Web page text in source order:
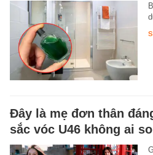
Đây là mẹ đơn thân
sắc vóc U46 không ai